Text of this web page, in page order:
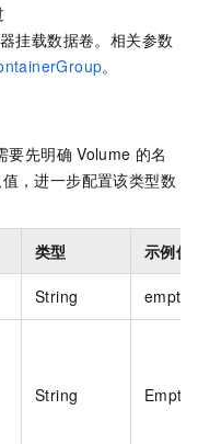
挂载数据卷。相关参数
。
要先明确 Volume 的名
，进一步配置该类型数
类型 示例值
String
String